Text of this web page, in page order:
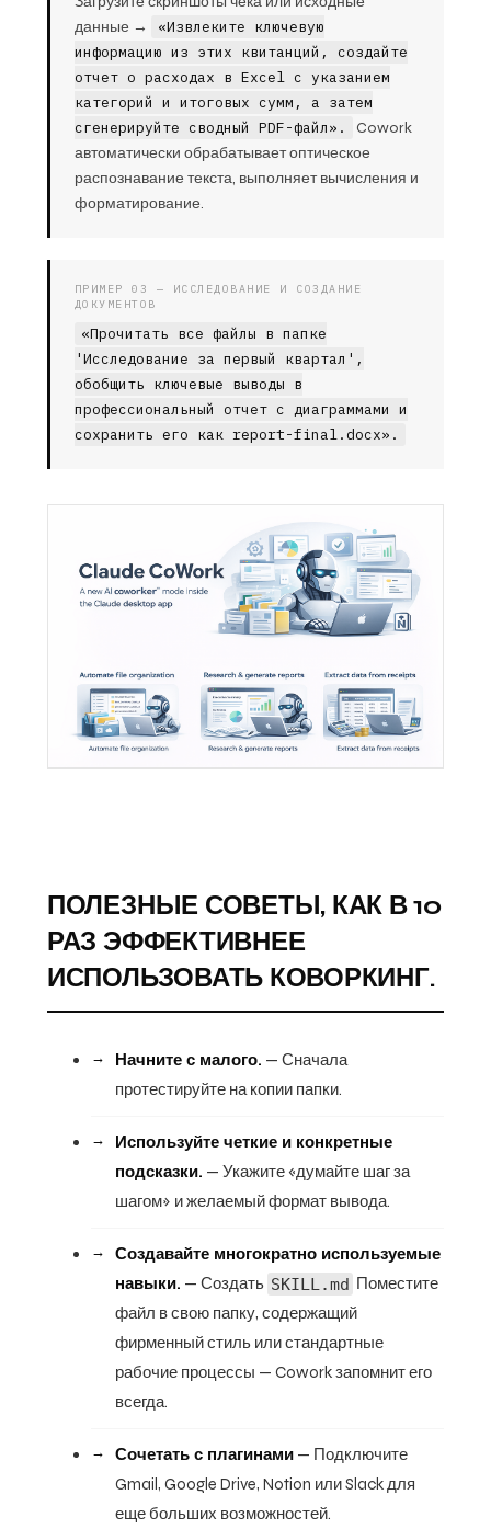
данные →
«Извлеките ключевую
информацию из этих квитанций, создайте
отчет о расходах в Excel с указанием
категорий и итоговых сумм, а затем
сгенерируйте сводный PDF-файл».
Cowork
автоматически обрабатывает оптическое
распознавание текста, выполняет вычисления и
форматирование.
ПРИМЕР 03 — ИССЛЕДОВАНИЕ И СОЗДАНИЕ
ДОКУМЕНТОВ
«Прочитать все файлы в папке
'Исследование за первый квартал',
обобщить ключевые выводы в
профессиональный отчет с диаграммами и
сохранить его как report-final.docx».
ПОЛЕЗНЫЕ СОВЕТЫ, КАК В 10
РАЗ ЭФФЕКТИВНЕЕ
ИСПОЛЬЗОВАТЬ КОВОРКИНГ.
Начните с малого. — Сначала
протестируйте на копии папки.
Используйте четкие и конкретные
подсказки. — Укажите «думайте шаг за
шагом» и желаемый формат вывода.
Создавайте многократно используемые
навыки. — Создать SKILL.md Поместите
файл в свою папку, содержащий
фирменный стиль или стандартные
рабочие процессы — Cowork запомнит его
всегда.
Сочетать с плагинами— Подключите
Gmail, Google Drive, Notion или Slack для
еще больших возможностей.